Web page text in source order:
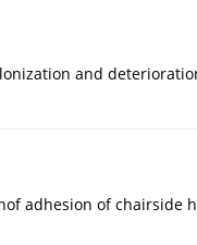
and
adhesion of